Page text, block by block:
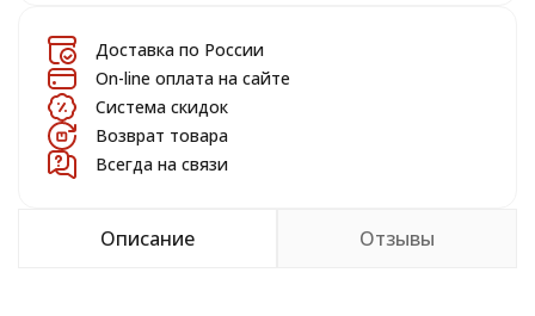
Доставка по России
On-line оплата на сайте
Система скидок
Возврат товара
Всегда на связи
Описание Отзывы